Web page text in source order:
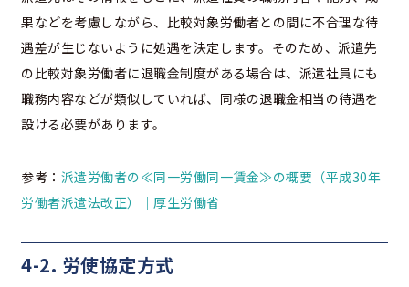
果などを考慮しながら、比較対象労働者との間に不合理な待
遇差が生じないように処遇を決定します。そのため、派遣先
の比較対象労働者に退職金制度がある場合は、派遣社員にも
職務内容などが類似していれば、同様の退職金相当の待遇を
設ける必要があります。
参考： 派遣労働者の≪同一労働同一賃金≫の概要（平成30年
労働者派遣法改正）｜厚生労働省
4-2. 労使協定方式